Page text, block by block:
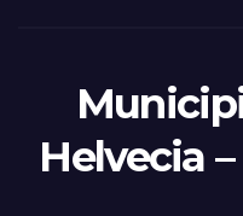
Helvecia